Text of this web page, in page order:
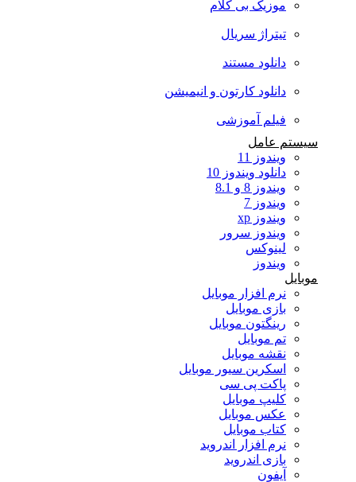
موزیک بی کلام
تیتراژ سریال
دانلود مستند
دانلود کارتون و انیمیشن
فیلم آموزشی
سیستم عامل
ویندوز 11
دانلود ویندوز 10
ویندوز 8 و 8.1
ویندوز 7
ویندوز xp
ویندوز سرور
لینوکس
ویندوز
موبایل
نرم افزار موبایل
بازی موبایل
رینگتون موبایل
تم موبایل
نقشه موبایل
اسکرین سیور موبایل
پاکت پی سی
کلیپ موبایل
عکس موبایل
کتاب موبایل
نرم افزار اندروید
بازی اندروید
آیفون